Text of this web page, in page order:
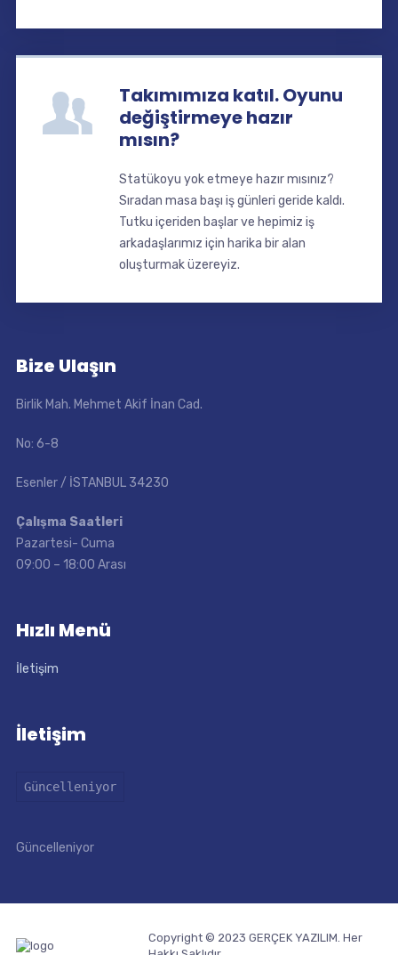
Takımımıza katıl. Oyunu
değiştirmeye hazır
mısın?
Statükoyu yok etmeye hazır mısınız?
Sıradan masa başı iş günleri geride kaldı.
Tutku içeriden başlar ve hepimiz iş
arkadaşlarımız için harika bir alan
oluşturmak üzereyiz.
Bize Ulaşın
Birlik Mah. Mehmet Akif İnan Cad.
No: 6-8
Esenler / İSTANBUL 34230
Çalışma Saatleri
Pazartesi- Cuma
09:00 – 18:00 Arası
Hızlı Menü
İletişim
İletişim
Güncelleniyor
Güncelleniyor
Copyright © 2023 GERÇEK YAZILIM. Her